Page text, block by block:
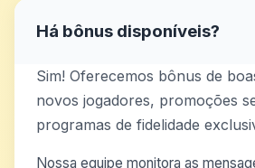
Há bônus disponíveis?
Sim! Oferecemos bônus de
novos jogadores, promoções
programas de fidelidade
Nossa equipe monitora as